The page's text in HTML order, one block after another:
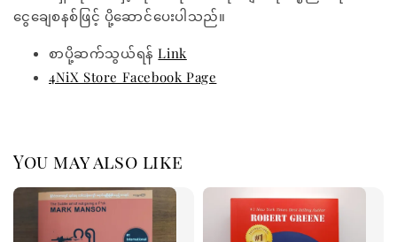
ငွေချေစနစ်ဖြင့် ပို့ဆောင်ပေးပါသည်။
စာပို့ဆက်သွယ်ရန်Link
4NiX Store Facebook Page
You may also like